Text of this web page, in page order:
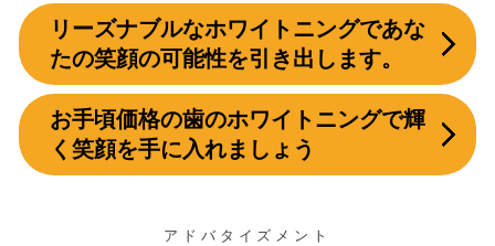
リーズナブルなホワイトニングであな
たの笑顔の可能性を引き出します。
お手頃価格の歯のホワイトニングで輝
く笑顔を手に入れましょう
アドバタイズメント